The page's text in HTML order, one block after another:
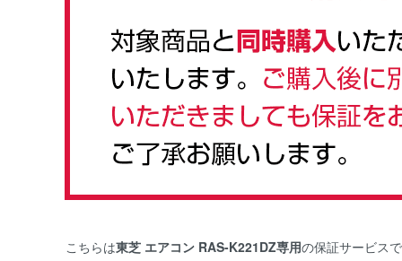
こちらは東芝 エアコン RAS-K221DZ専用の保証サービス